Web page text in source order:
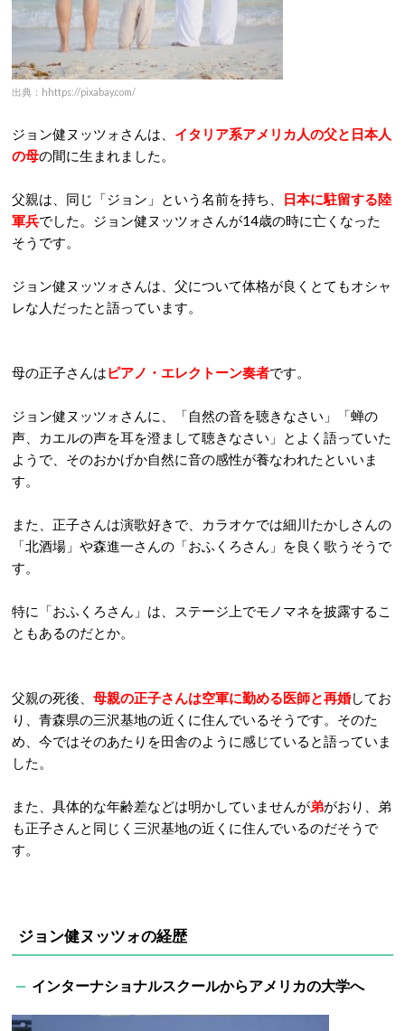
出典：hhttps://pixabay.com/
ジョン健ヌッツォさんは、 イタリア系アメリカ人の父と日本人
の母の間に生まれました。
父親は、同じ「ジョン」という名前を持ち、
日本に駐留する陸
軍兵でした。ジョン健ヌッツォさんが14歳の時に亡くなった
そうです。
ジョン健ヌッツォさんは、父について体格が良くとてもオシャ
レな人だったと語っています。
母の正子さんはピアノ・エレクトーン奏者です。
ジョン健ヌッツォさんに、「自然の音を聴きなさい」「蝉の
声、カエルの声を耳を澄まして聴きなさい」とよく語っていた
ようで、そのおかげか自然に音の感性が養なわれたといいま
す。
また、正子さんは演歌好きで、カラオケでは細川たかしさんの
「北酒場」や森進一さんの「おふくろさん」を良く歌うそうで
す。
特に「おふくろさん」は、ステージ上でモノマネを披露するこ
ともあるのだとか。
父親の死後、 母親の正子さんは空軍に勤める医師と再婚してお
り、青森県の三沢基地の近くに住んでいるそうです。そのた
め、今ではそのあたりを田舎のように感じていると語っていま
した。
また、具体的な年齢差などは明かしていませんが弟がおり、弟
も正子さんと同じく三沢基地の近くに住んでいるのだそうで
す。
ジョン健ヌッツォの経歴
インターナショナルスクールからアメリカの大学へ